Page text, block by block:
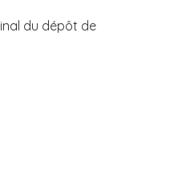
du dépôt de